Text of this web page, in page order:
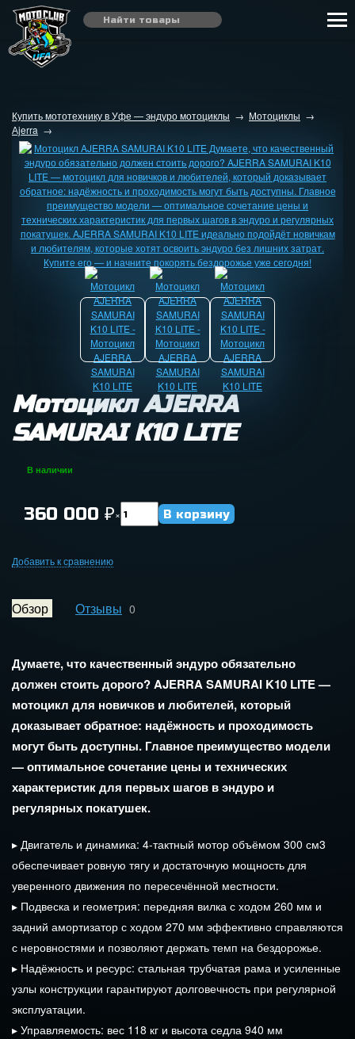
Купить мототехнику в Уфе — эндуро мотоциклы → Мотоциклы →
Аjerra →
Мотоцикл AJERRA
SAMURAI K10 LITE
В наличии
360 000 ₽×
Добавить к сравнению
Обзор Отзывы 0
Думаете,что качественныйэндурообязательно
должен стоитьдорого?AJERRASAMURAI K10 LITE—
мотоцикл для новичков илюбителей, который
доказываетобратное: надёжность и проходимость
могутбытьдоступны. Главное преимущество модели
— оптимальноесочетание цены итехнических
характеристикдля первых шагов вэндуро и
регулярных покатушек.
▸ Двигатель и динамика: 4‑тактный мотор объёмом 300 см3
обеспечиваетровную тягу и достаточную мощность для
уверенного движения по пересечённой местности.
▸ Подвеска и геометрия: передняя вилка с ходом 260 мм и
задний амортизатор с ходом 270 мм эффективно справляются
с неровностями и позволяютдержать темп на бездорожье.
▸ Надёжность и ресурс: стальная трубчатая рама и усиленные
узлы конструкции гарантируютдолговечность при регулярной
эксплуатации.
▸ Управляемость: вес 118 кг и высота седла 940 мм